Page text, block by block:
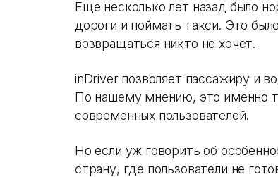
Еще несколько лет назад было
дороги и поймать такси. Это
возвращаться никто не хочет.
inDriver позволяет пассажиру и
По нашему мнению, это именно
современных пользователей.
Но если уж говорить об
страну, где пользователи не